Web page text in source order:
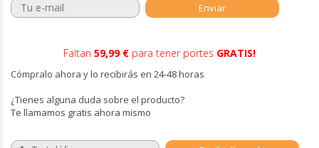
Faltan 59,99 € para tener portes GRATIS!
Cómpralo ahora y lo recibirás en 24-48 horas
¿Tienes alguna duda sobre el producto?
Te llamamos gratis ahora mismo